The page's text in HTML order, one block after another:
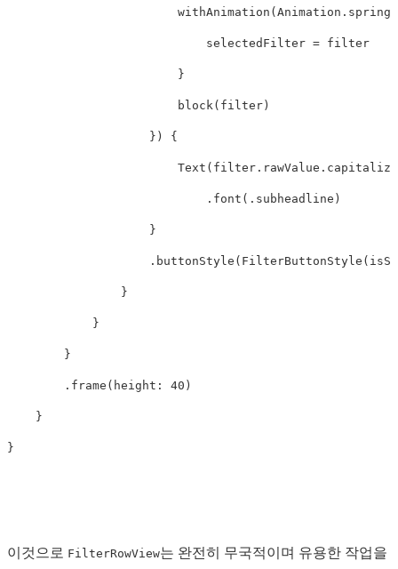
withAnimation ( Animation . spring
selectedFilter = filter
}
block( filter )
}) {
Text ( filter . rawValue .
. font ( . subheadline )
}
. buttonStyle ( FilterButtonStyle (
}
}
}
. frame ( height : 40 )
}
}
이것으로 FilterRowView는 완전히 무국적이며 유용한 작업을